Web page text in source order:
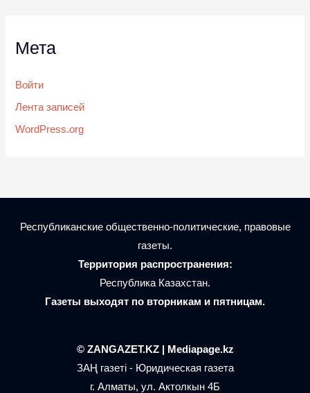
Мета
Войти
Лента записей
WordPress.org
Республиканские общественно-политические, правовые
газеты.
Территория распространения:
Республика Казахстан.
Газеты выходят по вторникам и пятницам.
© ZANGAZET.KZ | Mediapage.kz
ЗАҢ газеті - Юридическая газета
г. Алматы, ул. Актолкын 4Б